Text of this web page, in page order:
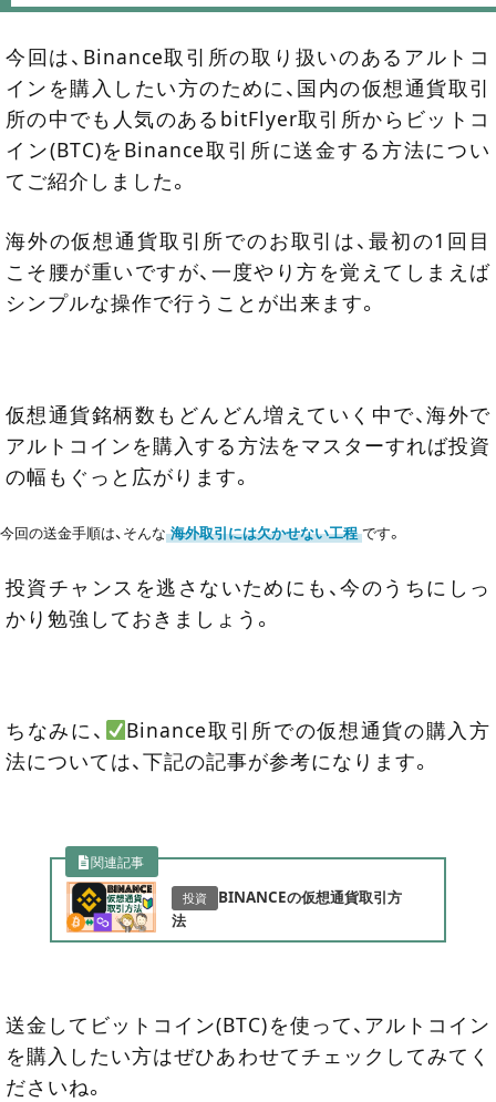
今回は、Binance取引所の取り扱いのあるアルトコ
インを購入したい方のために、国内の仮想通貨取引
所の中でも人気のあるbitFlyer取引所からビットコ
イン(BTC)をBinance取引所に送金する方法につい
てご紹介しました。
海外の仮想通貨取引所でのお取引は、最初の1回目
こそ腰が重いですが、一度やり方を覚えてしまえば
シンプルな操作で行うことが出来ます。
仮想通貨銘柄数もどんどん増えていく中で、海外で
アルトコインを購入する方法をマスターすれば投資
の幅もぐっと広がります。
今回の送金手順は、そんな 海外取引には欠かせない工程 です。
投資チャンスを逃さないためにも、今のうちにしっ
かり勉強しておきましょう。
ちなみに、
Binance取引所での仮想通貨の購入方
法については、下記の記事が参考になります。
関連記事
投資
BINANCEの仮想通貨取引方
法
送金してビットコイン(BTC)を使って、アルトコイン
を購入したい方はぜひあわせてチェックしてみてく
ださいね。